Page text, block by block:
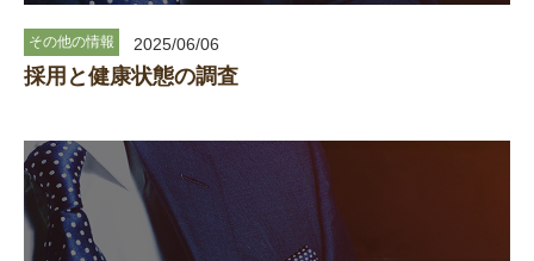
その他の情報 2025/06/06
採用と健康状態の調査